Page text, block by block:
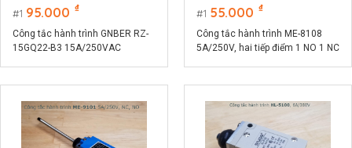
1 95.000 ₫
Công tắc hành trình GNBER RZ-
15GQ22-B3 15A/250VAC
1 55.000 ₫
Công tắc hành trình ME-8108
5A/250V, hai tiếp điểm 1 NO 1 NC